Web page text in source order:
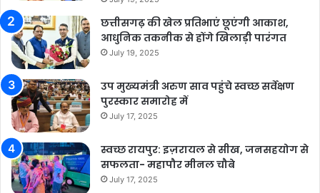
छत्तीसगढ़ की खेल प्रतिभाएं छूएंगी आकाश,
आधुनिक तकनीक से होंगे खिलाड़ी पारंगत
July 19, 2025
उप मुख्यमंत्री अरुण साव पहुंचे स्वच्छ सर्वेक्षण
पुरस्कार समारोह में
July 17, 2025
स्वच्छ रायपुर: इज़रायल से सीख, जनसहयोग से
सफलता- महापौर मीनल चौबे
July 17, 2025